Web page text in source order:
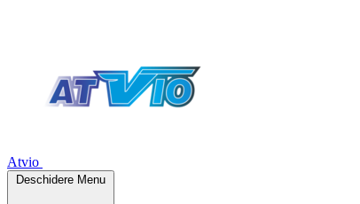
Atvio
Deschidere Menu